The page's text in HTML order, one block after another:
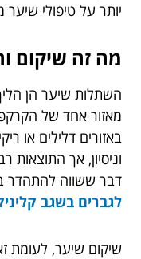
יותר על טיפולי
מה זה שיקום
השתלות שיער הן
מאזור אחד של
באזורים דלילים או
וניסיון, אך
דבר ששווה להתהדר
לגברים בשגב
שיקום שיער, לעומת